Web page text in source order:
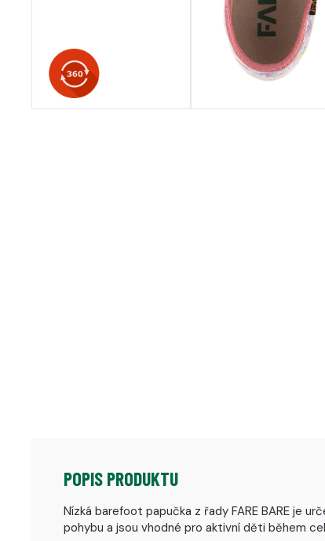
POPIS PRODUKTU
Nízká barefoot papučka z řady FARE BARE je
pohybu a jsou vhodné pro aktivní děti během